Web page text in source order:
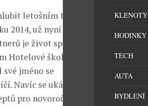
letošním titulem
2014, už nyní myslí
je život sportovce
Hotelové školy v
jméno se
Navíc se ukázalo, že
pro novoroční
KLENOTY
HODINKY
TECH
AUTA
BYDLENÍ